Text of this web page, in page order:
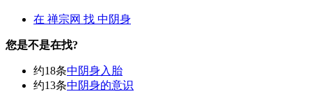
在 禅宗网 找 中阴身
您是不是在找?
约18条中阴身入胎
约13条中阴身的意识